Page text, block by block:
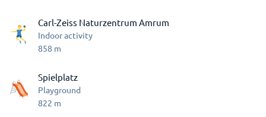
Carl-Zeiss Naturzentrum Amrum
Indoor activity
858 m
Spielplatz
Playground
822 m